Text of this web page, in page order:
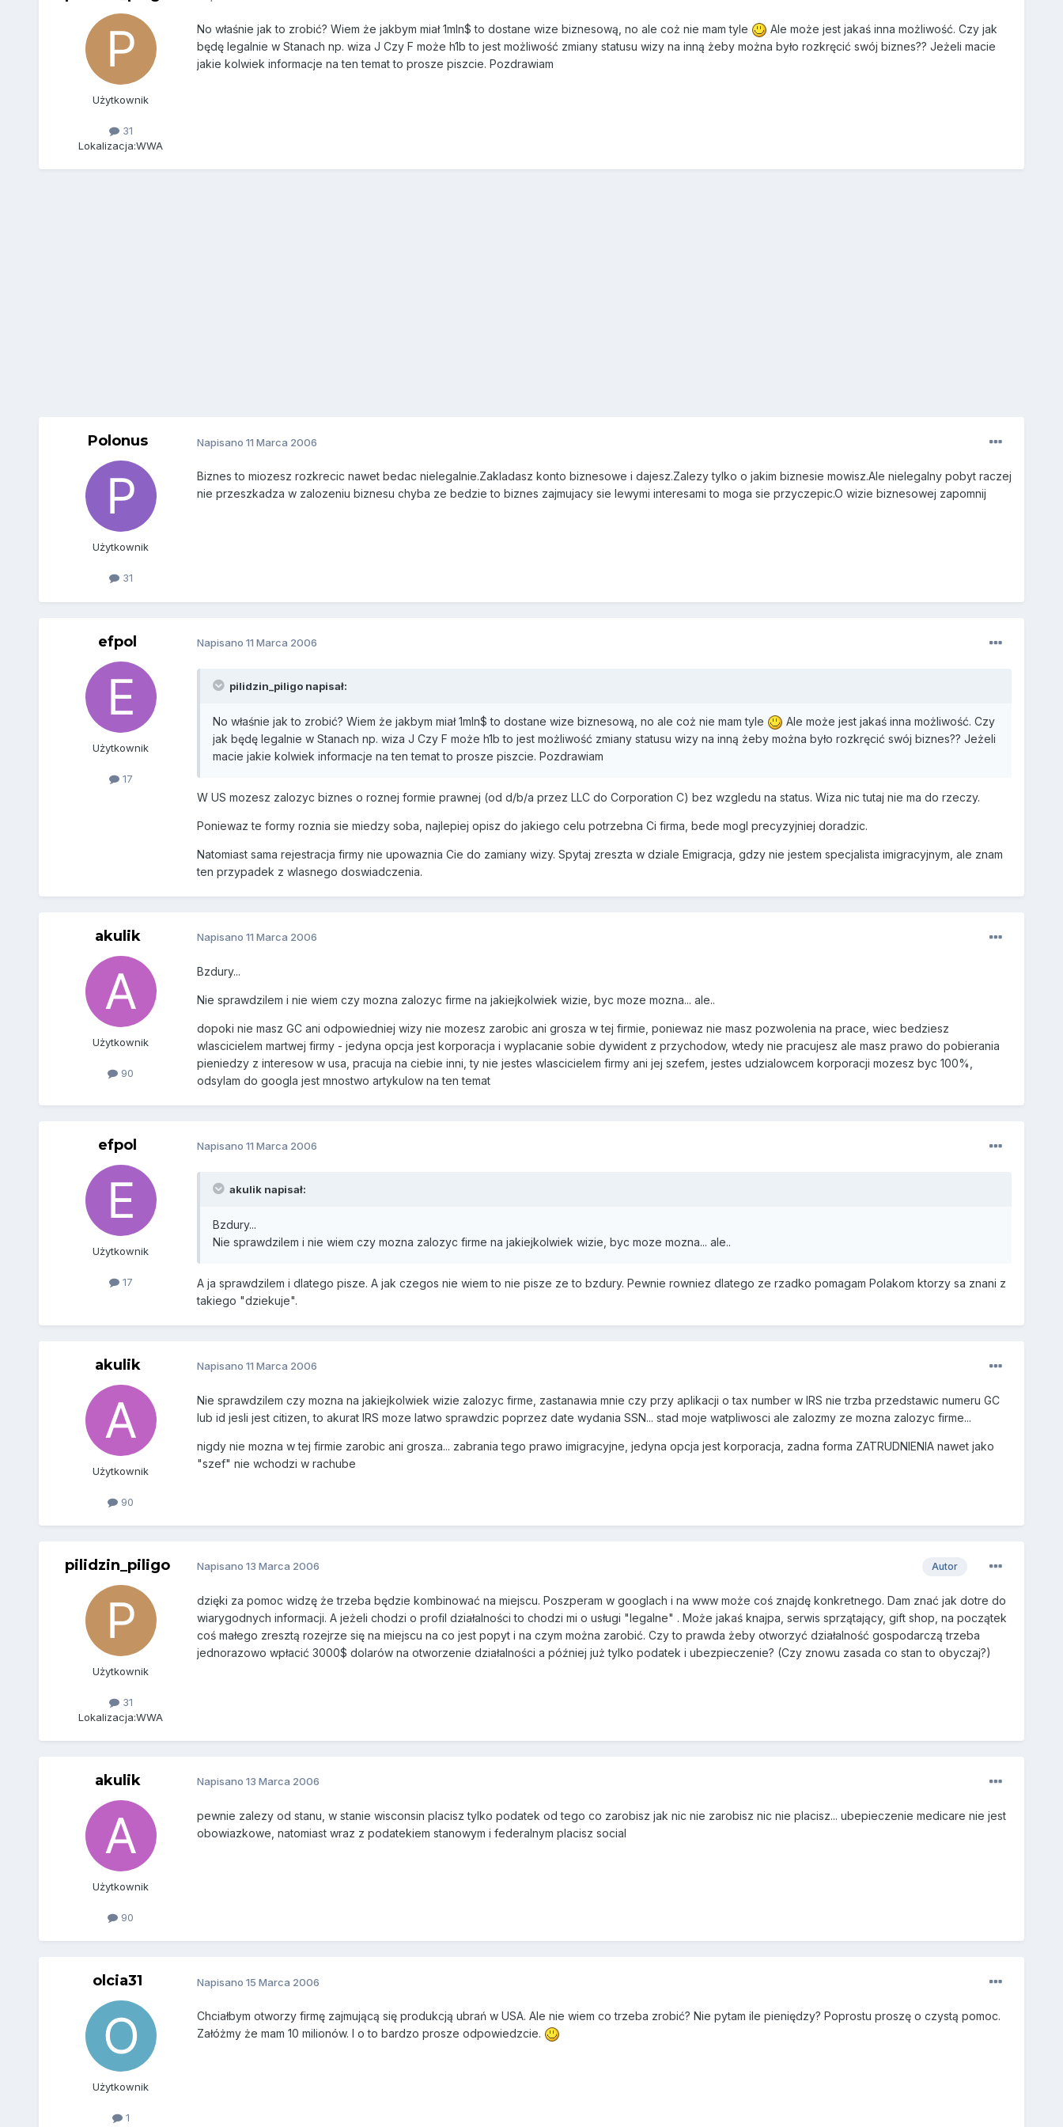
Użytkownik
31
Lokalizacja:WWA
No właśnie jak to zrobić? Wiem że jakbym miał 1mln$ to dostane wize biznesową, no ale coż nie mam tyle
Ale może jest jakaś inna możliwość. Czy jak
będę legalnie w Stanach np. wiza J Czy F może h1b to jest możliwość zmiany statusu wizy na inną żeby można było rozkręcić swój biznes?? Jeżeli macie
jakie kolwiek informacje na ten temat to prosze piszcie. Pozdrawiam
Polonus
Użytkownik
31
Napisano 11 Marca 2006
Biznes to miozesz rozkrecic nawet bedac nielegalnie.Zakladasz konto biznesowe i dajesz.Zalezy tylko o jakim biznesie mowisz.Ale nielegalny pobyt raczej
nie przeszkadza w zalozeniu biznesu chyba ze bedzie to biznes zajmujacy sie lewymi interesami to moga sie przyczepic.O wizie biznesowej zapomnij
efpol
Użytkownik
17
Napisano 11 Marca 2006
pilidzin_piligo napisał:
No właśnie jak to zrobić? Wiem że jakbym miał 1mln$ to dostane wize biznesową, no ale coż nie mam tyle
Ale może jest jakaś inna możliwość. Czy
jak będę legalnie w Stanach np. wiza J Czy F może h1b to jest możliwość zmiany statusu wizy na inną żeby można było rozkręcić swój biznes?? Jeżeli
macie jakie kolwiek informacje na ten temat to prosze piszcie. Pozdrawiam
W US mozesz zalozyc biznes o roznej formie prawnej (od d/b/a przez LLC do Corporation C) bez wzgledu na status. Wiza nic tutaj nie ma do rzeczy.
Poniewaz te formy roznia sie miedzy soba, najlepiej opisz do jakiego celu potrzebna Ci firma, bede mogl precyzyjniej doradzic.
Natomiast sama rejestracja firmy nie upowaznia Cie do zamiany wizy. Spytaj zreszta w dziale Emigracja, gdzy nie jestem specjalista imigracyjnym, ale znam
ten przypadek z wlasnego doswiadczenia.
akulik
Użytkownik
90
Napisano 11 Marca 2006
Bzdury...
Nie sprawdzilem i nie wiem czy mozna zalozyc firme na jakiejkolwiek wizie, byc moze mozna... ale..
dopoki nie masz GC ani odpowiedniej wizy nie mozesz zarobic ani grosza w tej firmie, poniewaz nie masz pozwolenia na prace, wiec bedziesz
wlascicielem martwej firmy - jedyna opcja jest korporacja i wyplacanie sobie dywident z przychodow, wtedy nie pracujesz ale masz prawo do pobierania
pieniedzy z interesow w usa, pracuja na ciebie inni, ty nie jestes wlascicielem firmy ani jej szefem, jestes udzialowcem korporacji mozesz byc 100%,
odsylam do googla jest mnostwo artykulow na ten temat
efpol
Użytkownik
17
Napisano 11 Marca 2006
akulik napisał:
Bzdury...
Nie sprawdzilem i nie wiem czy mozna zalozyc firme na jakiejkolwiek wizie, byc moze mozna... ale..
A ja sprawdzilem i dlatego pisze. A jak czegos nie wiem to nie pisze ze to bzdury. Pewnie rowniez dlatego ze rzadko pomagam Polakom ktorzy sa znani z
takiego "dziekuje".
akulik
Użytkownik
90
Napisano 11 Marca 2006
Nie sprawdzilem czy mozna na jakiejkolwiek wizie zalozyc firme, zastanawia mnie czy przy aplikacji o tax number w IRS nie trzba przedstawic numeru GC
lub id jesli jest citizen, to akurat IRS moze latwo sprawdzic poprzez date wydania SSN... stad moje watpliwosci ale zalozmy ze mozna zalozyc firme...
nigdy nie mozna w tej firmie zarobic ani grosza... zabrania tego prawo imigracyjne, jedyna opcja jest korporacja, zadna forma ZATRUDNIENIA nawet jako
"szef" nie wchodzi w rachube
pilidzin_piligo
Użytkownik
31
Lokalizacja:WWA
Autor
Napisano 13 Marca 2006
dzięki za pomoc widzę że trzeba będzie kombinować na miejscu. Poszperam w googlach i na www może coś znajdę konkretnego. Dam znać jak dotre do
wiarygodnych informacji. A jeżeli chodzi o profil działalności to chodzi mi o usługi "legalne" . Może jakaś knajpa, serwis sprzątający, gift shop, na początek
coś małego zresztą rozejrze się na miejscu na co jest popyt i na czym można zarobić. Czy to prawda żeby otworzyć działalność gospodarczą trzeba
jednorazowo wpłacić 3000$ dolarów na otworzenie działalności a później już tylko podatek i ubezpieczenie? (Czy znowu zasada co stan to obyczaj?)
akulik
Użytkownik
90
Napisano 13 Marca 2006
pewnie zalezy od stanu, w stanie wisconsin placisz tylko podatek od tego co zarobisz jak nic nie zarobisz nic nie placisz... ubepieczenie medicare nie jest
obowiazkowe, natomiast wraz z podatekiem stanowym i federalnym placisz social
olcia31
Użytkownik
1
Napisano 15 Marca 2006
Chciałbym otworzy firmę zajmującą się produkcją ubrań w USA. Ale nie wiem co trzeba zrobić? Nie pytam ile pieniędzy? Poprostu proszę o czystą pomoc.
Załóżmy że mam 10 milionów. I o to bardzo prosze odpowiedzcie.